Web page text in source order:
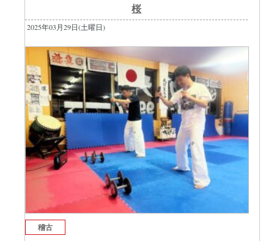
桜
2025年03月29日(土曜日)
稽古